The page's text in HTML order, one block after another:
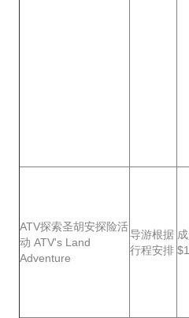
ATV探索圣胡安探险活
动 ATV's Land
Adventure
导游根据
行程安排